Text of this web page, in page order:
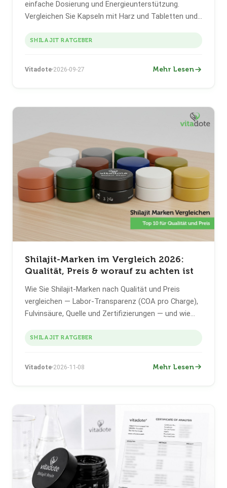
einfache Dosierung und Energieunterstützung.
Vergleichen Sie Kapseln mit Harz und Tabletten und
SHILAJIT RATGEBER
Vitadote 2026-09-27 Mehr Lesen
Shilajit-Marken im Vergleich 2026:
Qualität, Preis & worauf zu achten ist
Wie Sie Shilajit-Marken nach Qualität und Preis
vergleichen — Labor-Transparenz (COA pro Charge),
Fulvinsäure, Quelle und Zertifizierungen — und wie
SHILAJIT RATGEBER
Vitadote 2026-11-08 Mehr Lesen